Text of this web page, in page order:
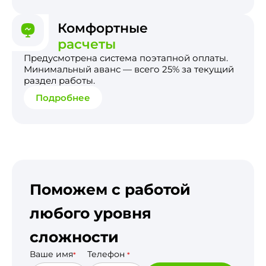
Комфортные
расчеты
Предусмотрена система поэтапной оплаты.
Минимальный аванс — всего 25% за текущий
раздел работы.
Подробнее
Поможем с работой
любого уровня
сложности
Ваше имя* Телефон *